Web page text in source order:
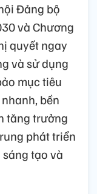
Đảng bộ
và Chương
quyết ngay
và sử dụng
mục tiêu
bền
tăng trưởng
phát triển
tạo và